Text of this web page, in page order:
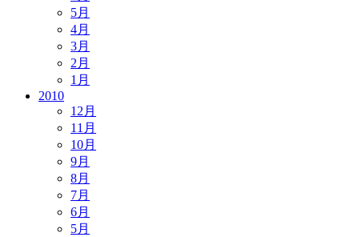
5月
4月
3月
2月
1月
2010
12月
11月
10月
9月
8月
7月
6月
5月